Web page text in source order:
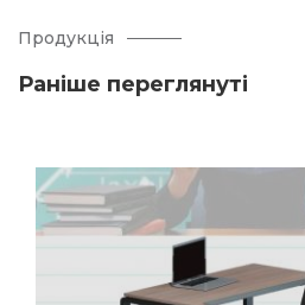
Продукція
Раніше переглянуті